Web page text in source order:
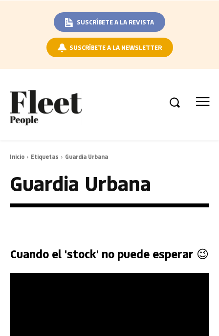
SUSCRÍBETE A LA REVISTA
SUSCRÍBETE A LA NEWSLETTER
Inicio Etiquetas Guardia Urbana
Guardia Urbana
Cuando el 'stock' no puede esperar 😉